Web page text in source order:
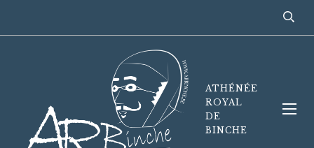
ATHÉNÉE
ROYAL
DE
BINCHE